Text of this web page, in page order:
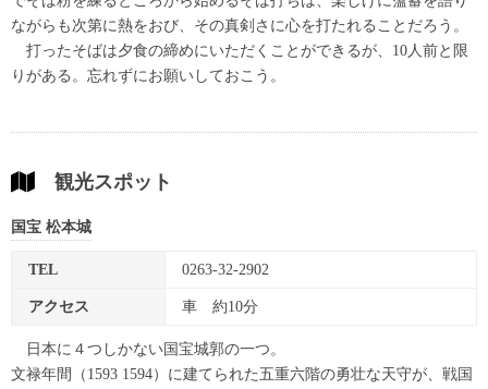
ながらも次第に熱をおび、その真剣さに心を打たれることだろう。
打ったそばは夕食の締めにいただくことができるが、10人前と限
りがある。忘れずにお願いしておこう。
観光スポット
国宝 松本城
TEL 0263-32-2902
アクセス 車 約10分
日本に４つしかない国宝城郭の一つ。
文禄年間（1593 1594）に建てられた五重六階の勇壮な天守が、戦国